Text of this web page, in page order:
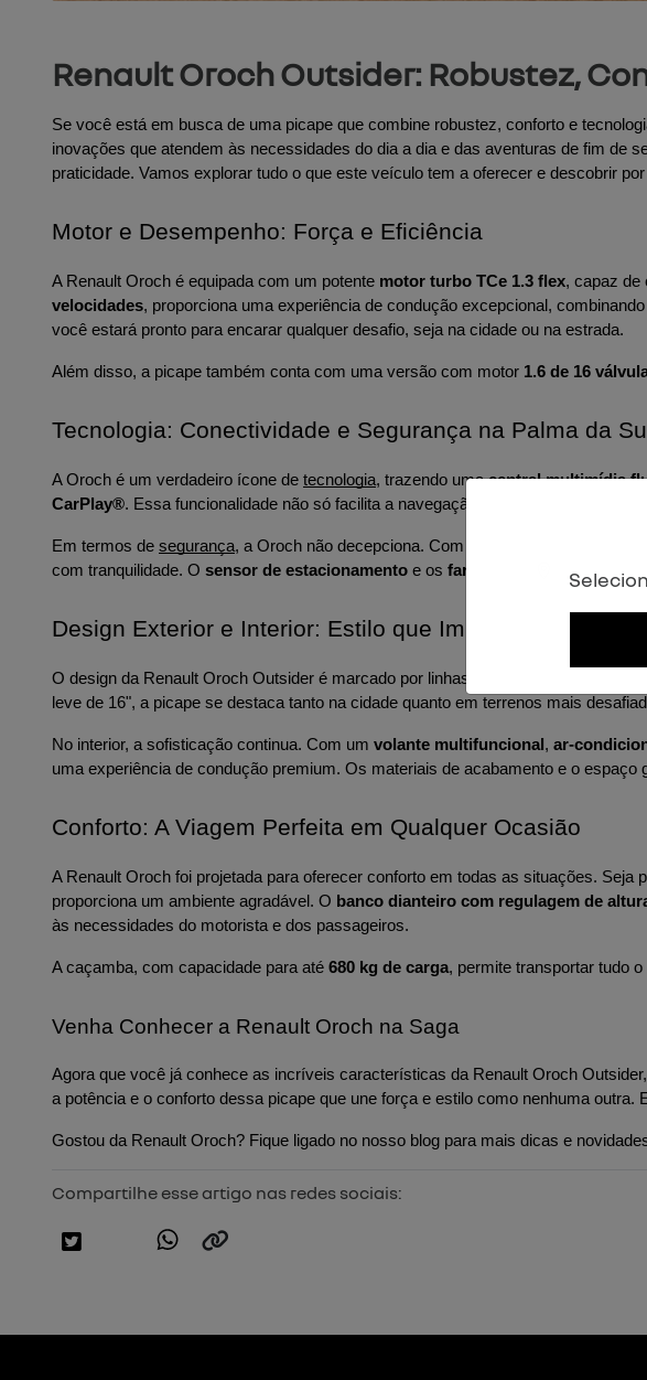
Renault Oroch Outsider: Robustez,
Se você está em busca de uma picape que combine robustez, conforto e
inovações que atendem às necessidades do dia a dia e das aventuras de fim de
praticidade. Vamos explorar tudo o que este veículo tem a oferecer e descobrir
Motor e Desempenho: Força e Eficiência
A Renault Oroch é equipada com um potente motor turbo TCe 1.3 flex, capaz de
velocidades, proporciona uma experiência de condução excepcional,
você estará pronto para encarar qualquer desafio, seja na cidade ou na estrada.
Além disso, a picape também conta com uma versão com motor 1.6 de 16
Tecnologia: Conectividade e Segurança na Palma da
A Oroch é um verdadeiro ícone de tecnologia, trazendo uma central multimídia
CarPlay®. Essa funcionalidade não só facilita a navegação, mas também
Em termos de segurança, a Oroch não decepciona. Com um conjunto robusto de
com tranquilidade. O sensor de estacionamento e os faróis com função "Follow
Design Exterior e Interior: Estilo que Impressiona
O design da Renault Oroch Outsider é marcado por linhas fortes e detalhes que
leve de 16", a picape se destaca tanto na cidade quanto em terrenos mais
No interior, a sofisticação continua. Com um volante multifuncional , ar-
uma experiência de condução premium. Os materiais de acabamento e o
Conforto: A Viagem Perfeita em Qualquer Ocasião
A Renault Oroch foi projetada para oferecer conforto em todas as situações.
proporciona um ambiente agradável. O banco dianteiro com regulagem de
às necessidades do motorista e dos passageiros.
A caçamba, com capacidade para até 680 kg de carga, permite transportar tudo
Venha Conhecer a Renault Oroch na Saga
Agora que você já conhece as incríveis características da Renault Oroch
a potência e o conforto dessa picape que une força e estilo como nenhuma outra.
Gostou da Renault Oroch? Fique ligado no nosso blog para mais dicas e
Compartilhe esse artigo nas redes sociais: